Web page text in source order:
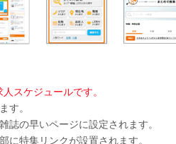
スケジュールです。
す。
誌の早いページに設定されます。
に特集リンクが設置されます。